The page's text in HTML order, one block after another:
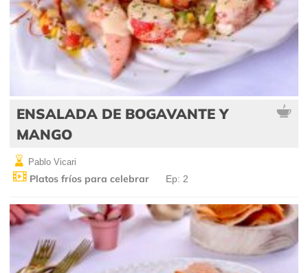
ENSALADA DE BOGAVANTE Y
MANGO
Pablo Vicari
Platos fríos para celebrar Ep: 2